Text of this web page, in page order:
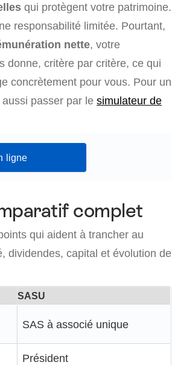
qui protègent votre patrimoine.
responsabilité limitée. Pourtant,
nette, votre
donne, critère par critère, ce qui
concrètement pour vous. Pour un
passer par le simulateur de
ligne
complet
qui aident à trancher au
dividendes, capital et évolution de
SASU
SAS à associé unique
Président